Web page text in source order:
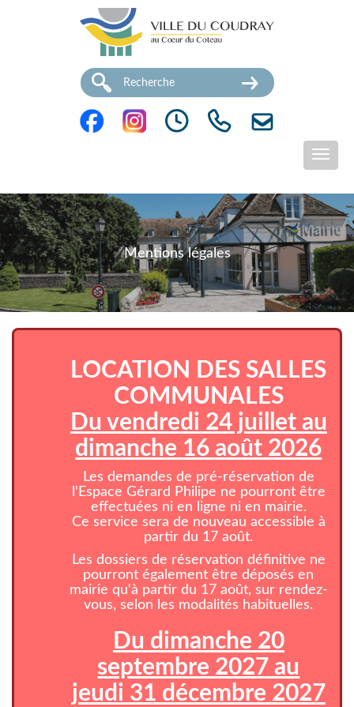
Mentions légales
LOCATION DES SALLES
COMMUNALES
Du vendredi 24 juillet au
dimanche 16 août 2026
Les demandes de pré-réservation de
l'Espace Gérard Philipe ne pourront être
effectuées ni en ligne ni en mairie.
Ce service sera de nouveau accessible à
partir du 17 août.
Les dossiers de réservation définitive ne
pourront également être déposés en
mairie qu'à partir du 17 août, sur rendez-
vous, selon les modalités habituelles.
Du dimanche 20
septembre 2027 au
jeudi 31 décembre 2027